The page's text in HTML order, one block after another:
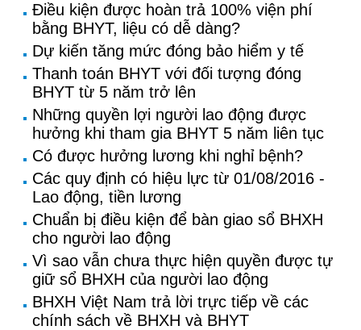
Điều kiện được hoàn trả 100% viện phí
bằng BHYT, liệu có dễ dàng?
Dự kiến tăng mức đóng bảo hiểm y tế
Thanh toán BHYT với đối tượng đóng
BHYT từ 5 năm trở lên
Những quyền lợi người lao động được
hưởng khi tham gia BHYT 5 năm liên tục
Có được hưởng lương khi nghỉ bệnh?
Các quy định có hiệu lực từ 01/08/2016 -
Lao động, tiền lương
Chuẩn bị điều kiện để bàn giao sổ BHXH
cho người lao động
Vì sao vẫn chưa thực hiện quyền được tự
giữ sổ BHXH của người lao động
BHXH Việt Nam trả lời trực tiếp về các
chính sách về BHXH và BHYT